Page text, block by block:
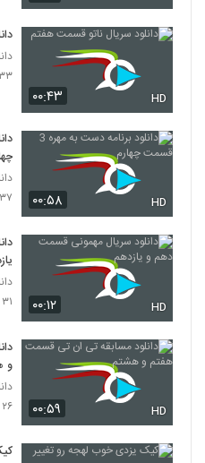
۰۰:۴۳ HD
۳۳ بازدید
۰۰:۵۸ HD
۳۷ بازدید
۰۰:۱۲ HD
۳۱ بازدید
۰۰:۵۹ HD
و
۲۶ بازدید